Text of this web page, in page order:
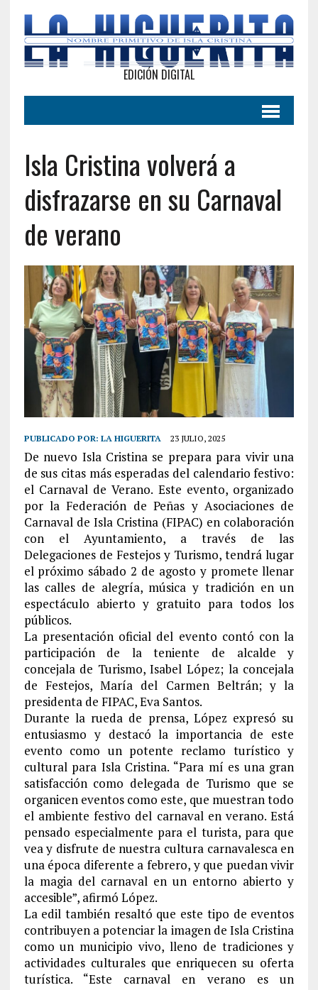
EDICIÓN DIGITAL
Isla Cristina volverá a
disfrazarse en su Carnaval
de verano
PUBLICADO POR: LA HIGUERITA 23 JULIO, 2025
De nuevo Isla Cristina se prepara para vivir una
de sus citas más esperadas del calendario festivo:
el Carnaval de Verano. Este evento, organizado
por la Federación de Peñas y Asociaciones de
Carnaval de Isla Cristina (FIPAC) en colaboración
con el Ayuntamiento, a través de las
Delegaciones de Festejos y Turismo, tendrá lugar
el próximo sábado 2 de agosto y promete llenar
las calles de alegría, música y tradición en un
espectáculo abierto y gratuito para todos los
públicos.
La presentación oficial del evento contó con la
participación de la teniente de alcalde y
concejala de Turismo, Isabel López; la concejala
de Festejos, María del Carmen Beltrán; y la
presidenta de FIPAC, Eva Santos.
Durante la rueda de prensa, López expresó su
entusiasmo y destacó la importancia de este
evento como un potente reclamo turístico y
cultural para Isla Cristina. “Para mí es una gran
satisfacción como delegada de Turismo que se
organicen eventos como este, que muestran todo
el ambiente festivo del carnaval en verano. Está
pensado especialmente para el turista, para que
vea y disfrute de nuestra cultura carnavalesca en
una época diferente a febrero, y que puedan vivir
la magia del carnaval en un entorno abierto y
accesible”, afirmó López.
La edil también resaltó que este tipo de eventos
contribuyen a potenciar la imagen de Isla Cristina
como un municipio vivo, lleno de tradiciones y
actividades culturales que enriquecen su oferta
turística. “Este carnaval en verano es un